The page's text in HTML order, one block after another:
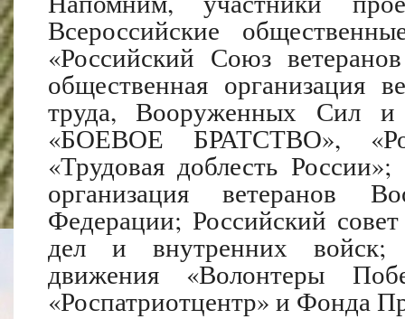
Всероссийские
«Российский Союз
общественная организация
труда, Вооруженных Сил и
«БОЕВОЕ БРАТСТВО»,
«Трудовая доблесть
организация ветеранов
Федерации; Российский
дел и внутренних войск;
движения «Волонтеры
«Роспатриотцентр» и Фонда